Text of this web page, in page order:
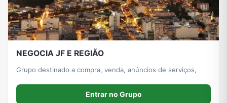
NEGOCIA JF E REGIÃO
Grupo destinado a compra, venda, anúncios de serviços,
Entrar no Grupo